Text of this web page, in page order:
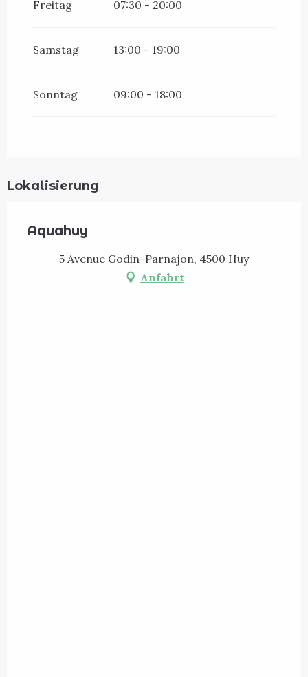
Freitag 07:30 - 20:00
Samstag 13:00 - 19:00
Sonntag 09:00 - 18:00
Lokalisierung
Aquahuy
5 Avenue Godin-Parnajon, 4500 Huy
Anfahrt